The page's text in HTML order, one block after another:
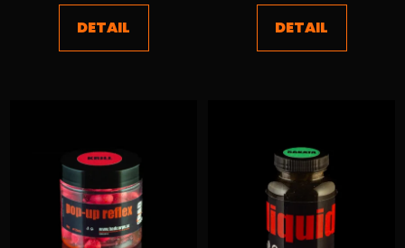
5,0
z
DETAIL
5,0
z
DETAIL